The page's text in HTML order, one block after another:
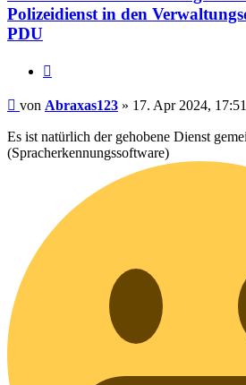
Polizeidienst in den
PDU
Beitrag
von Abraxas123 » 17. Apr 2024, 17:51
Es ist natürlich der gehobene Dienst
(Spracherkennungssoftware)